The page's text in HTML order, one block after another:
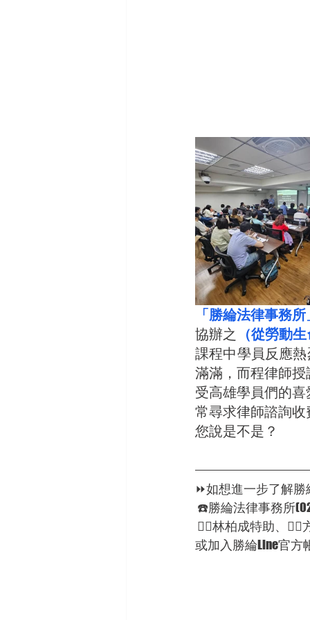
「勝綸法律事務所
協辦之
（從勞動
課程中學員反應
滿滿，而程律師
受高雄學員們的
常尋求律師諮詢
您說是不是？
⏩如想進一步了解
☎️勝綸法律事務所
🦸‍♂林柏成特助、
或加入勝綸Line官方